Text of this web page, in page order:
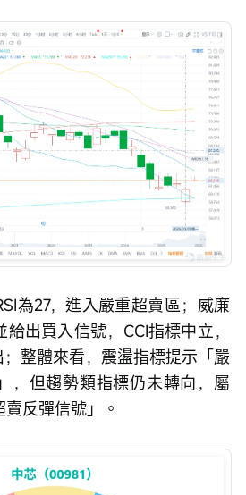
為27，進入嚴重超賣區；威廉
出買入信號，CCI指標中立，
整體來看，震盪指標提示「嚴
，但趨勢類指標仍未轉向，屬
反彈信號」。